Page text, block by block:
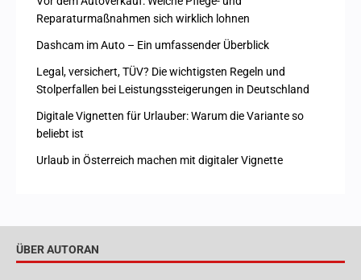
Reparaturmaßnahmen sich wirklich lohnen
Dashcam im Auto – Ein umfassender Überblick
Legal, versichert, TÜV? Die wichtigsten Regeln und
Stolperfallen bei Leistungssteigerungen in Deutschland
Digitale Vignetten für Urlauber: Warum die Variante so
beliebt ist
Urlaub in Österreich machen mit digitaler Vignette
ÜBER AUTORAN